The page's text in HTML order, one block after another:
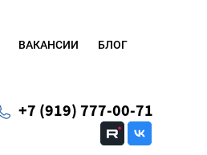
ВАКАНСИИ БЛОГ
+7 (919) 777-00-71